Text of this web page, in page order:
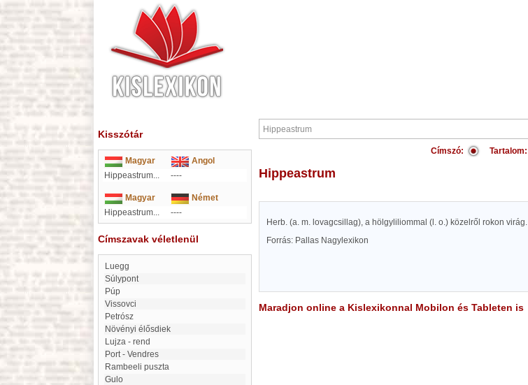
Kisszótár
Magyar
Angol
Hippeastrum...
----
Magyar
Német
Hippeastrum...
----
Címszavak véletlenül
Luegg
súlypont
Púp
Vissovci
Petrósz
Növényi élősdiek
Lujza - rend
Port - Vendres
Rambeeli puszta
Gulo
Címszó: Tartalom:
Hippeastrum
Herb. (a. m. lovagcsillag), a hölgyliliommal (l. o.) közelről rokon virág.
Forrás: Pallas Nagylexikon
Maradjon online a Kislexikonnal Mobilon és Tableten is